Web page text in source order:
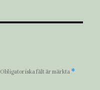
Obligatoriska fält är märkta *